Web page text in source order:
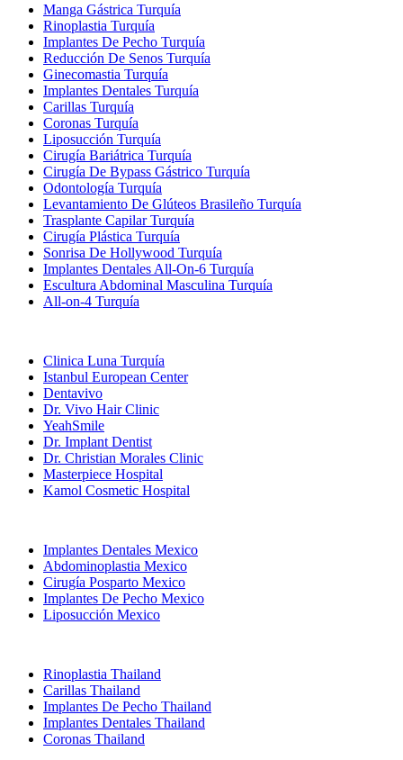
Manga Gástrica Turquía
Rinoplastia Turquía
Implantes De Pecho Turquía
Reducción De Senos Turquía
Ginecomastia Turquía
Implantes Dentales Turquía
Carillas Turquía
Coronas Turquía
Liposucción Turquía
Cirugía Bariátrica Turquía
Cirugía De Bypass Gástrico Turquía
Odontología Turquía
Levantamiento De Glúteos Brasileño Turquía
Trasplante Capilar Turquía
Cirugía Plástica Turquía
Sonrisa De Hollywood Turquía
Implantes Dentales All-On-6 Turquía
Escultura Abdominal Masculina Turquía
All-on-4 Turquía
Clinica Luna Turquía
Istanbul European Center
Dentavivo
Dr. Vivo Hair Clinic
YeahSmile
Dr. Implant Dentist
Dr. Christian Morales Clinic
Masterpiece Hospital
Kamol Cosmetic Hospital
Implantes Dentales Mexico
Abdominoplastia Mexico
Cirugía Posparto Mexico
Implantes De Pecho Mexico
Liposucción Mexico
Rinoplastia Thailand
Carillas Thailand
Implantes De Pecho Thailand
Implantes Dentales Thailand
Coronas Thailand